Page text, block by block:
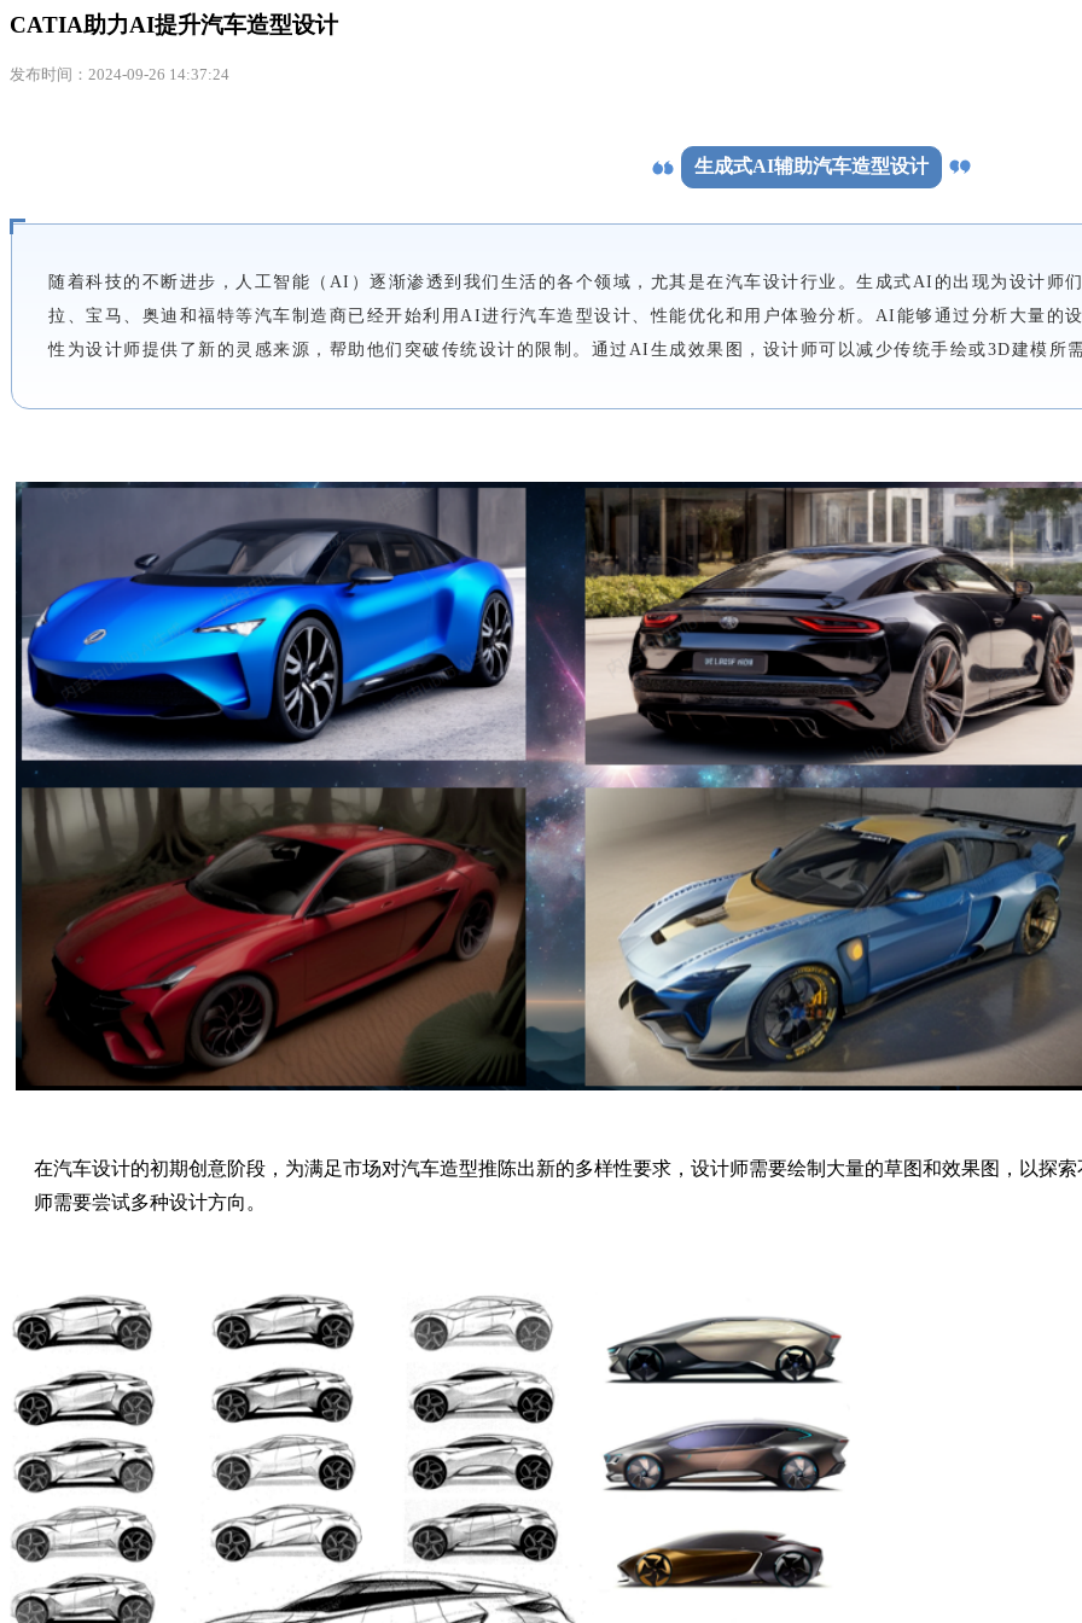
CATIA助力AI提升汽车造型设计
发布时间：2024-09-26 14:37:24
生成式AI辅助汽车造型设计
随着科技的不断进步，人工智能（AI）逐渐渗透到我们生活的各个领域，尤其是在汽车设计行业。生成式AI的出现为设计师
拉、宝马、奥迪和福特等汽车制造商已经开始利用AI进行汽车造型设计、性能优化和用户体验分析。AI能够通过分析大量的
性为设计师提供了新的灵感来源，帮助他们突破传统设计的限制。通过AI生成效果图，设计师可以减少传统手绘或3D建模所
在汽车设计的初期创意阶段，为满足市场对汽车造型推陈出新的多样性要求，设计师需要绘制大量的草图和效果图，以探
师需要尝试多种设计方向。